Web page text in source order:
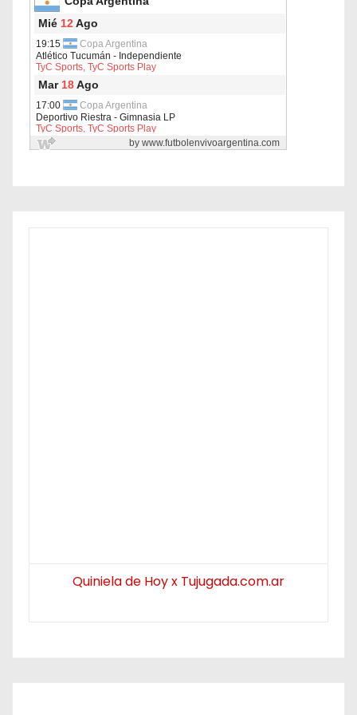
Quiniela de Hoy x Tujugada.com.ar